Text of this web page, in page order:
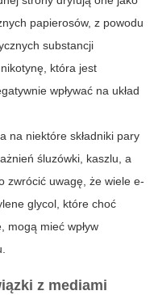
papierosów, z powodu
substancji
która jest
wpływać na układ
na niektóre składniki pary
śluzówki, kaszlu, a
zwrócić uwagę, że wiele e-
glycol, które choć
mogą mieć wpływ
z mediami